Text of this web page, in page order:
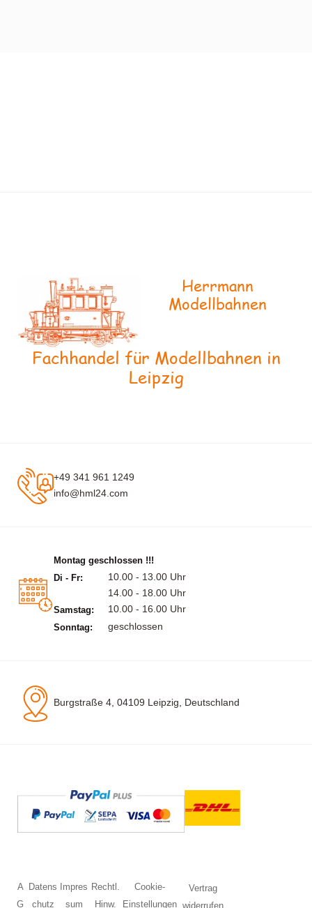
Herrmann
Modellbahnen
Fachhandel für Modellbahnen in
Leipzig
+49 341 961 1249
info@hml24.com
Montag geschlossen !!!
Di - Fr:
10.00 - 13.00 Uhr
14.00 - 18.00 Uhr
Samstag: 10.00 - 16.00 Uhr
Sonntag: geschlossen
Burgstraße 4, 04109 Leipzig, Deutschland
A
G
Datens
chutz
Impres
sum
Rechtl.
Hinw.
Cookie-
Einstellungen
Vertrag
widerrufen